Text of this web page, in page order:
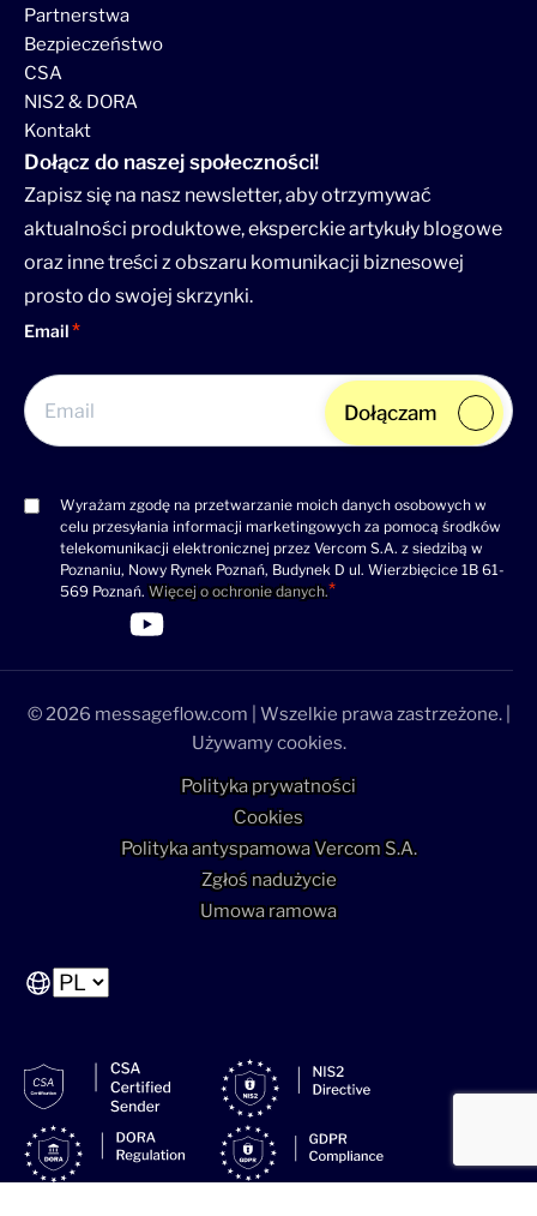
Partnerstwa
Bezpieczeństwo
CSA
NIS2 & DORA
Kontakt
Dołącz do naszej społeczności!
Zapisz się na nasz newsletter, aby otrzymywać
aktualności produktowe, eksperckie artykuły blogowe
oraz inne treści z obszaru komunikacji biznesowej
prosto do swojej skrzynki.
Email
Consent
(wymagane)
Wyrażam zgodę na przetwarzanie moich danych osobowych w
celu przesyłania informacji marketingowych za pomocą środków
telekomunikacji elektronicznej przez Vercom S.A. z siedzibą w
Poznaniu, Nowy Rynek Poznań, Budynek D ul. Wierzbięcice 1B 61-
569 Poznań.Więcej o ochronie danych.
Dołączam
>Link do profilu LinkedIn
>Link do profilu Facebook
>Link do profilu YouTube
>Link do profilu YouTube
© 2026 messageflow.com | Wszelkie prawa zastrzeżone. |
Używamy cookies.
Polityka prywatności
Cookies
Polityka antyspamowa Vercom S.A.
Zgłoś nadużycie
Umowa ramowa